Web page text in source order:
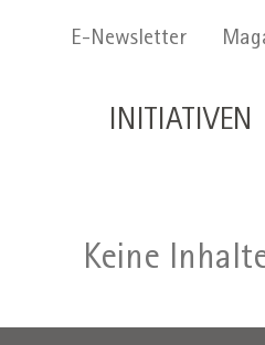
Menu
E-Newsletter
INITIATIVEN
Keine